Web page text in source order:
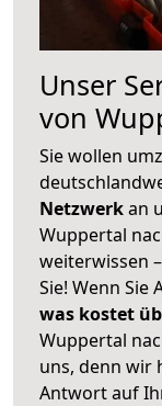
Unser
von
Sie wollen
Netzwerkan
Wuppertal
weiterwissen
Sie! Wenn
was kostet
Wuppertal
uns, denn wir
Antwort auf